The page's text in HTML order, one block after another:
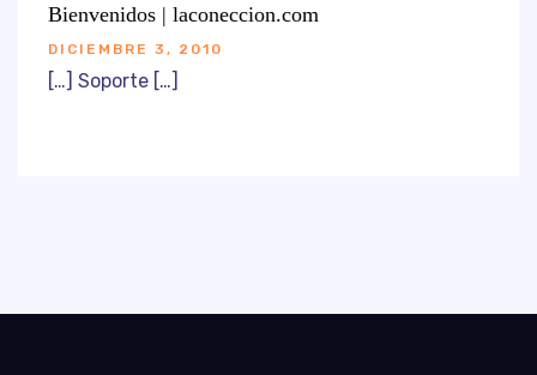
Bienvenidos | laconeccion.com
DICIEMBRE 3, 2010
[…] Soporte […]